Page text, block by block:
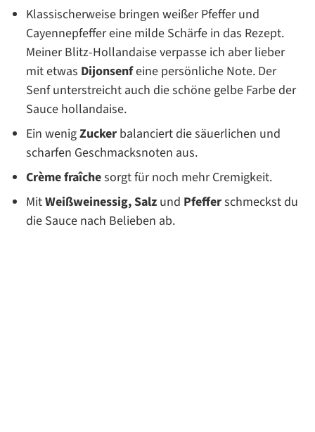
Klassischerweise bringen weißer Pfeffer und
Cayennepfeffer eine milde Schärfe in das Rezept.
Meiner Blitz-Hollandaise verpasse ich aber lieber
mit etwas Dijonsenfeine persönliche Note. Der
Senf unterstreicht auch die schöne gelbe Farbe der
Sauce hollandaise.
Ein wenigZucker balanciert die säuerlichen und
scharfen Geschmacksnoten aus.
Crème fraîchesorgt für noch mehr Cremigkeit.
MitWeißweinessig,Salz und Pfefferschmeckst du
die Sauce nach Belieben ab.